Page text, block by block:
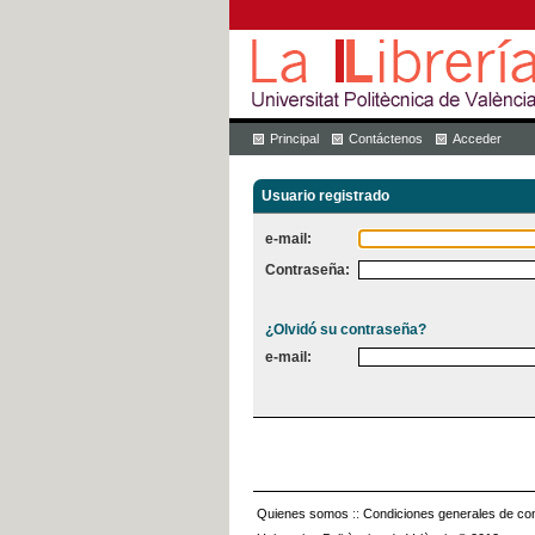
Principal Contáctenos Acceder
Usuario registrado
e-mail:
Contraseña:
¿Olvidó su contraseña?
e-mail:
Quienes somos :: Condiciones generales de